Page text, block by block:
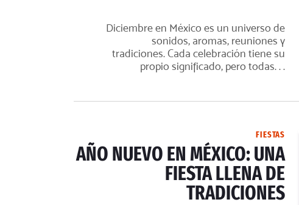
Diciembre en México es un universo de
sonidos, aromas, reuniones y
tradiciones. Cada celebración tiene su
propio significado, pero todas. . .
FIESTAS
AÑO NUEVO EN MÉXICO: UNA
FIESTA LLENA DE
TRADICIONES